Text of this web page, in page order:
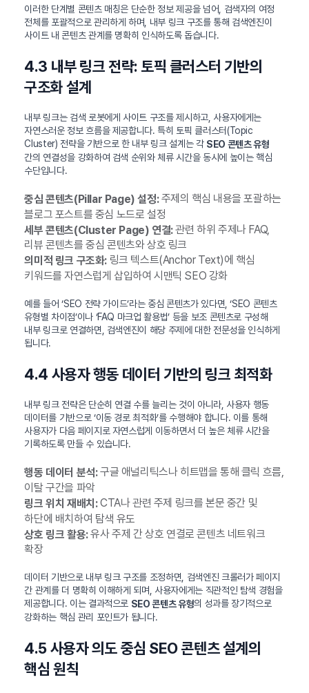
이러한 단계별 콘텐츠 매칭은 단순한 정보 제공을 넘어, 검색자의 여정
전체를 포괄적으로 관리하게 하며, 내부 링크 구조를 통해 검색엔진이
사이트 내 콘텐츠 관계를 명확히 인식하도록 돕습니다.
4.3 내부 링크 전략: 토픽 클러스터 기반의
구조화 설계
내부 링크는 검색 로봇에게 사이트 구조를 제시하고, 사용자에게는
자연스러운 정보 흐름을 제공합니다. 특히 토픽 클러스터(Topic
Cluster) 전략을 기반으로 한 내부 링크 설계는 각 SEO 콘텐츠 유형
간의 연결성을 강화하여 검색 순위와 체류 시간을 동시에 높이는 핵심
수단입니다.
중심 콘텐츠(Pillar Page) 설정:주제의 핵심 내용을 포괄하는
블로그 포스트를 중심 노드로 설정
세부 콘텐츠(Cluster Page) 연결:관련 하위 주제나 FAQ,
리뷰 콘텐츠를 중심 콘텐츠와 상호 링크
의미적 링크 구조화:링크 텍스트(Anchor Text)에 핵심
키워드를 자연스럽게 삽입하여 시맨틱 SEO 강화
예를 들어 ‘SEO 전략 가이드’라는 중심 콘텐츠가 있다면, ‘SEO 콘텐츠
유형별 차이점’이나 ‘FAQ 마크업 활용법’ 등을 보조 콘텐츠로 구성해
내부 링크로 연결하면, 검색엔진이 해당 주제에 대한 전문성을 인식하게
됩니다.
4.4 사용자 행동 데이터 기반의 링크 최적화
내부 링크 전략은 단순히 연결 수를 늘리는 것이 아니라, 사용자 행동
데이터를 기반으로 ‘이동 경로 최적화’를 수행해야 합니다. 이를 통해
사용자가 다음 페이지로 자연스럽게 이동하면서 더 높은 체류 시간을
기록하도록 만들 수 있습니다.
행동 데이터 분석:구글 애널리틱스나 히트맵을 통해 클릭 흐름,
이탈 구간을 파악
링크 위치 재배치:CTA나 관련 주제 링크를 본문 중간 및
하단에 배치하여 탐색 유도
상호 링크 활용:유사 주제 간 상호 연결로 콘텐츠 네트워크
확장
데이터 기반으로 내부 링크 구조를 조정하면, 검색엔진 크롤러가 페이지
간 관계를 더 명확히 이해하게 되며, 사용자에게는 직관적인 탐색 경험을
제공합니다. 이는 결과적으로 SEO 콘텐츠 유형의 성과를 장기적으로
강화하는 핵심 관리 포인트가 됩니다.
4.5 사용자 의도 중심 SEO 콘텐츠 설계의
핵심 원칙